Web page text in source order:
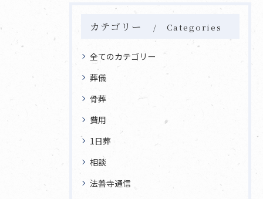
カテゴリー Categories
全てのカテゴリー
葬儀
骨葬
費用
1日葬
相談
法善寺通信